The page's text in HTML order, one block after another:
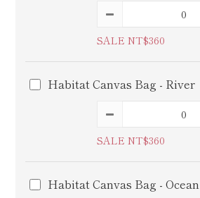
SALE NT$360
Habitat Canvas Bag - River
SALE NT$360
Habitat Canvas Bag - Ocean